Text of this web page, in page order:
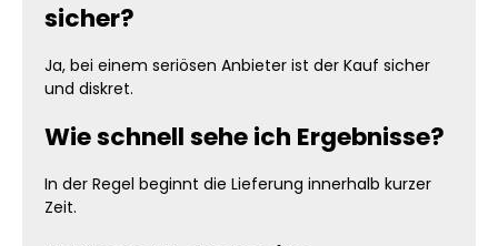
sicher?
Ja, bei einem seriösen Anbieter ist der Kauf sicher
und diskret.
Wie schnell sehe ich Ergebnisse?
In der Regel beginnt die Lieferung innerhalb kurzer
Zeit.